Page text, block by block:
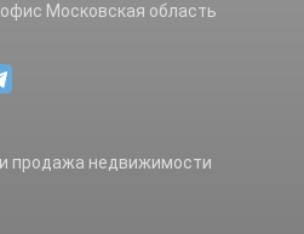
Московская область